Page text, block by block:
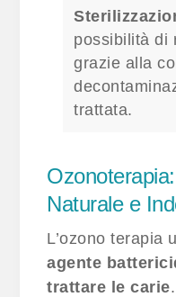
possibilità di
grazie alla
trattata.
Naturale e
L’ozono terapia
agente
trattare le carie